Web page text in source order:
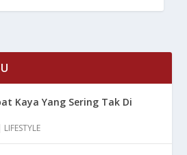
Kaya Yang Sering Tak Di
LIFESTYLE